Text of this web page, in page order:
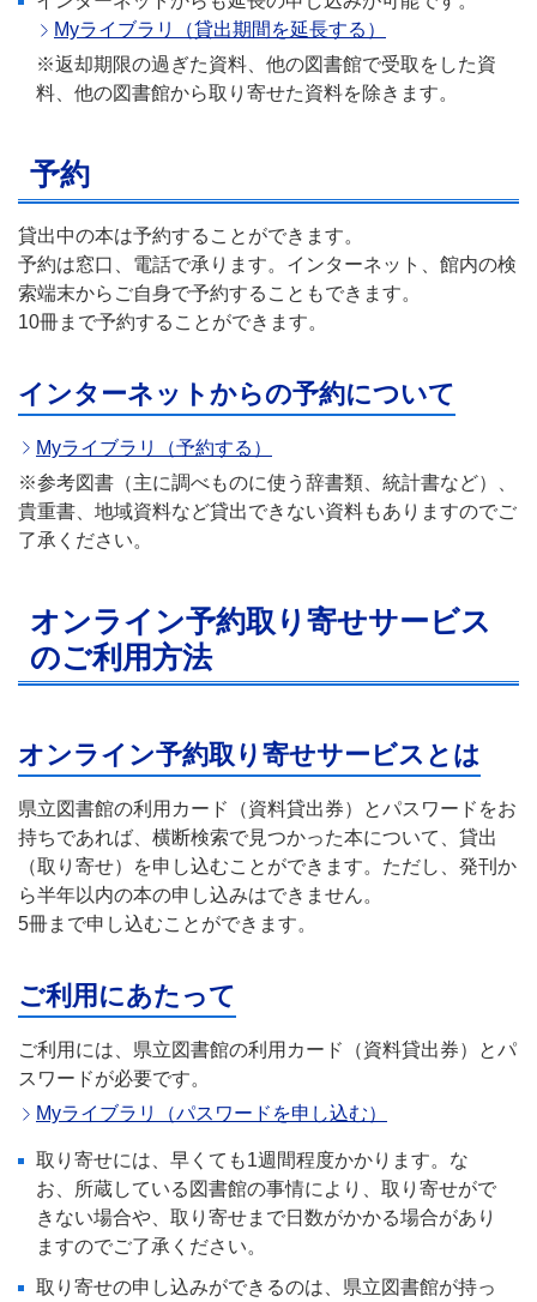
Myライブラリ（貸出期間を延長する）
※返却期限の過ぎた資料、他の図書館で受取をした資
料、他の図書館から取り寄せた資料を除きます。
予約
貸出中の本は予約することができます。
予約は窓口、電話で承ります。インターネット、館内の検
索端末からご自身で予約することもできます。
10冊まで予約することができます。
インターネットからの予約について
Myライブラリ（予約する）
※参考図書（主に調べものに使う辞書類、統計書など）、
貴重書、地域資料など貸出できない資料もありますのでご
了承ください。
オンライン予約取り寄せサービス
のご利用方法
オンライン予約取り寄せサービスとは
県立図書館の利用カード（資料貸出券）とパスワードをお
持ちであれば、横断検索で見つかった本について、貸出
（取り寄せ）を申し込むことができます。ただし、発刊か
ら半年以内の本の申し込みはできません。
5冊まで申し込むことができます。
ご利用にあたって
ご利用には、県立図書館の利用カード（資料貸出券）とパ
スワードが必要です。
Myライブラリ（パスワードを申し込む）
取り寄せには、早くても1週間程度かかります。な
お、所蔵している図書館の事情により、取り寄せがで
きない場合や、取り寄せまで日数がかかる場合があり
ますのでご了承ください。
取り寄せの申し込みができるのは、県立図書館が持っ